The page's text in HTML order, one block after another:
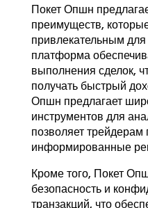
Покет Опшн
преимуществ,
привлекательным
платформа
выполнения сделок,
получать быстрый
Опшн предлагает
инструментов для
позволяет
информированные
Кроме того, Покет
безопасность и
транзакций, что